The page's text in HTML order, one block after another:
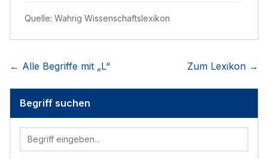
Quelle: Wahrig Wissenschaftslexikon
← Alle Begriffe mit „L“ Zum Lexikon →
Begriff suchen